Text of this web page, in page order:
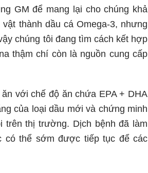
GM để mang lại cho chúng khả
thành dầu cá Omega-3, nhưng
chúng tôi đang tìm cách kết hợp
thậm chí còn là nguồn cung cấp
với chế độ ăn chứa EPA + DHA
của loại dầu mới và chứng minh
thị trường. Dịch bệnh đã làm
có thể sớm được tiếp tục để các